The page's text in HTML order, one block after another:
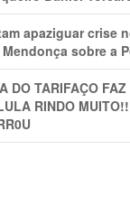
apaziguar crise
sobre a
DO TARIFAÇO
RINDO